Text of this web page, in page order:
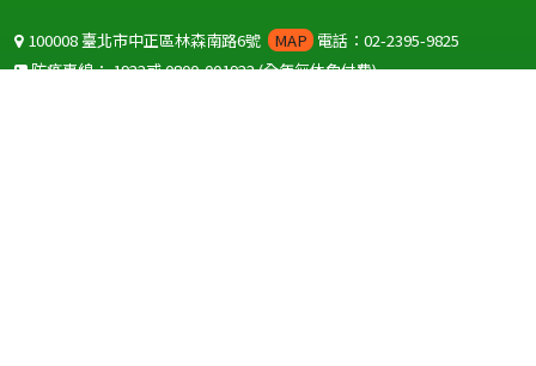
100008 臺北市中正區林森南路6號 MAP 電話：02-2395-9825
防疫專線：1922或0800-001922(全年無休免付費)